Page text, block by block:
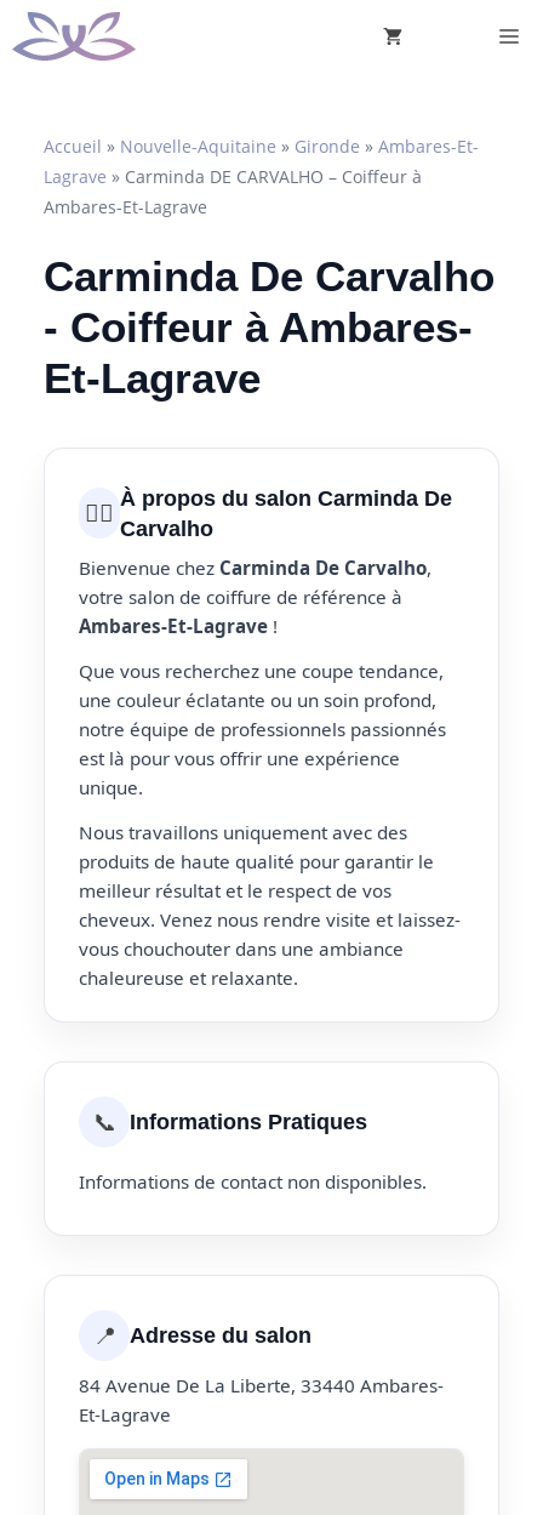
Aller
au
Accueil » Nouvelle-Aquitaine » Gironde » Ambares-Et-
Lagrave » Carminda DE CARVALHO – Coiffeur à
Ambares-Et-Lagrave
Carminda De Carvalho
- Coiffeur à Ambares-
Et-Lagrave
💇‍♀️ À propos du salon Carminda De
Carvalho
Bienvenue chez Carminda De Carvalho,
votre salon de coiffure de référence à
Ambares-Et-Lagrave !
Que vous recherchez une coupe tendance,
une couleur éclatante ou un soin profond,
notre équipe de professionnels passionnés
est là pour vous offrir une expérience
unique.
Nous travaillons uniquement avec des
produits de haute qualité pour garantir le
meilleur résultat et le respect de vos
cheveux. Venez nous rendre visite et laissez-
vous chouchouter dans une ambiance
chaleureuse et relaxante.
📞 Informations Pratiques
Informations de contact non disponibles.
📍 Adresse du salon
84 Avenue De La Liberte, 33440 Ambares-
Et-Lagrave